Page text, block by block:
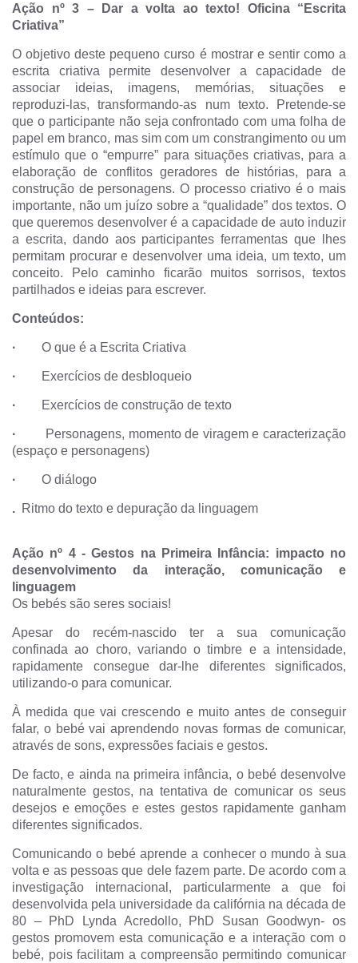
Ação nº 3 –
Dar a volta ao texto! Oficina “Escrita
Criativa”
O objetivo deste pequeno curso é mostrar e sentir como a
escrita criativa permite desenvolver a capacidade de
associar ideias, imagens, memórias, situações e
reproduzi-las, transformando-as num texto. Pretende-se
que o participante não seja confrontado com uma folha de
papel em branco, mas sim com um constrangimento ou um
estímulo que o “empurre” para situações criativas, para a
elaboração de conflitos geradores de histórias, para a
construção de personagens. O processo criativo é o mais
importante, não um juízo sobre a “qualidade” dos textos. O
que queremos desenvolver é a capacidade de auto induzir
a escrita, dando aos participantes ferramentas que lhes
permitam procurar e desenvolver uma ideia, um texto, um
conceito. Pelo caminho ficarão muitos sorrisos, textos
partilhados e ideias para escrever.
Conteúdos:
· O que é a Escrita Criativa
· Exercícios de desbloqueio
· Exercícios de construção de texto
·
Personagens, momento de viragem e caracterização
(espaço e personagens)
· O diálogo
. Ritmo do texto e depuração da linguagem
Ação nº 4 -Gestos na Primeira Infância: impacto no
desenvolvimento da interação, comunicação e
linguagem
Os bebés são seres sociais!
Apesar do recém-nascido ter a sua comunicação
confinada ao choro, variando o timbre e a intensidade,
rapidamente consegue dar-lhe diferentes significados,
utilizando-o para comunicar.
À medida que vai crescendo e muito antes de conseguir
falar, o bebé vai aprendendo novas formas de comunicar,
através de sons, expressões faciais e gestos.
De facto, e ainda na primeira infância, o bebé desenvolve
naturalmente gestos, na tentativa de comunicar os seus
desejos e emoções e estes gestos rapidamente ganham
diferentes significados.
Comunicando o bebé aprende a conhecer o mundo à sua
volta e as pessoas que dele fazem parte. De acordo com a
investigação internacional, particularmente a que foi
desenvolvida pela universidade da califórnia na década de
80 – PhD Lynda Acredollo, PhD Susan Goodwyn- os
gestos promovem esta comunicação e a interação com o
bebé, pois facilitam a compreensão permitindo comunicar